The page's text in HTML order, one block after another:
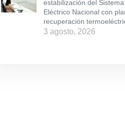
estabilización del Sistema
Eléctrico Nacional con
recuperación
3 agosto, 2026